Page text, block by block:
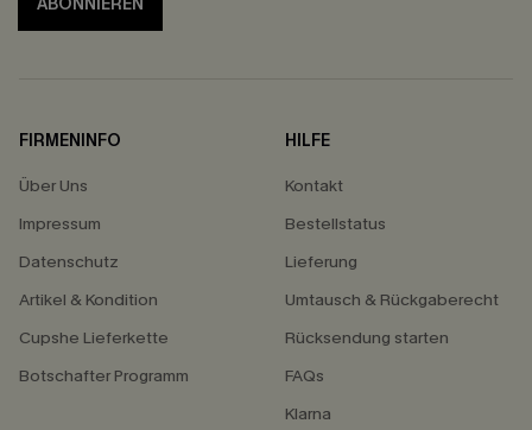
FIRMENINFO
Über Uns
Impressum
Datenschutz
Artikel & Kondition
Cupshe Lieferkette
Botschafter Programm
HILFE
Kontakt
Bestellstatus
Lieferung
Umtausch & Rückgaberecht
Rücksendung starten
FAQs
Klarna